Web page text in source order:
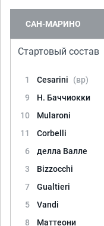
САН-МАРИНО
Стартовый состав
1 Cesarini
(вр)
9
Н. Баччиокки
10
Mularoni
11
Corbelli
6
делла Валле
3
Bizzocchi
7
Gualtieri
5
Vandi
8
Маттеони